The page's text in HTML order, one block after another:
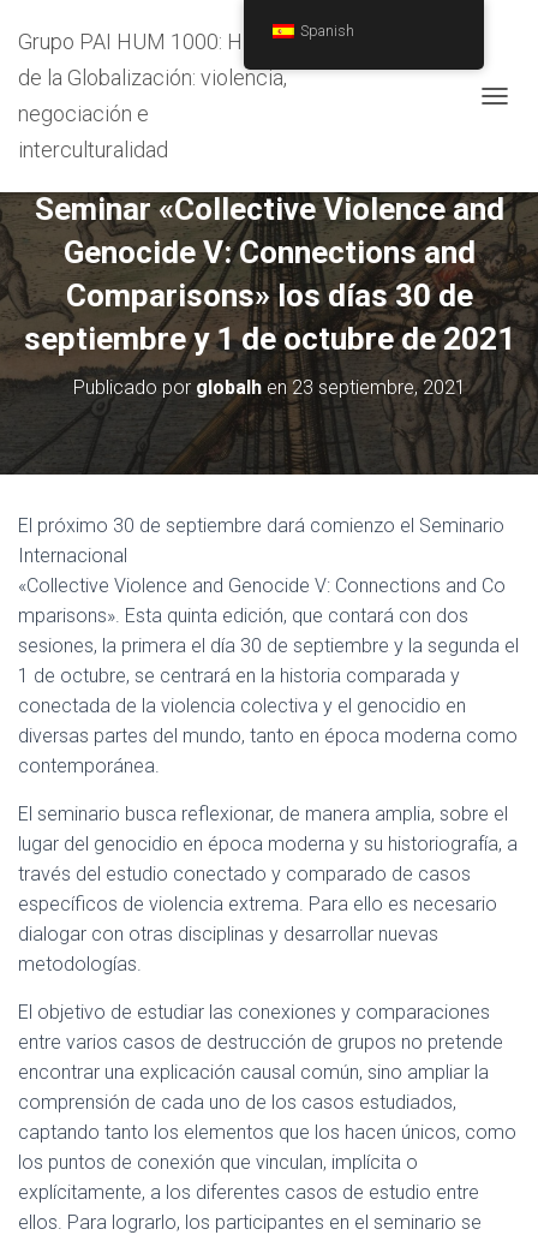
Grupo PAI HUM 1000: Historia
de la Globalización: violencia,
negociación e
interculturalidad
I
A
R
M
O
N
A
E
A
Ó
Quinta edición del International
Seminar «Collective Violence and
Genocide V: Connections and
Comparisons» los días 30 de
septiembre y 1 de octubre de 2021
Publicado por globalhen 23 septiembre, 2021
El próximo 30 de septiembre dará comienzo el Seminario
Internacional
«Collective Violence and Genocide V: Connections and Co
mparisons». Esta quinta edición, que contará con dos
sesiones, la primera el día 30 de septiembre y la segunda el
1 de octubre, se centrará en la historia comparada y
conectada de la violencia colectiva y el genocidio en
diversas partes del mundo, tanto en época moderna como
contemporánea.
El seminario busca reflexionar, de manera amplia, sobre el
lugar del genocidio en época moderna y su historiografía, a
través del estudio conectado y comparado de casos
específicos de violencia extrema. Para ello es necesario
dialogar con otras disciplinas y desarrollar nuevas
metodologías.
El objetivo de estudiar las conexiones y comparaciones
entre varios casos de destrucción de grupos no pretende
encontrar una explicación causal común, sino ampliar la
comprensión de cada uno de los casos estudiados,
captando tanto los elementos que los hacen únicos, como
los puntos de conexión que vinculan, implícita o
explícitamente, a los diferentes casos de estudio entre
ellos. Para lograrlo, los participantes en el seminario se
Spanish